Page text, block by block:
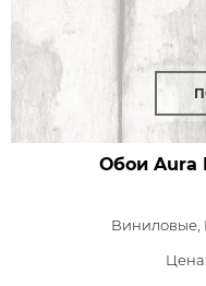
Обои Aura
Виниловые,
Цена: